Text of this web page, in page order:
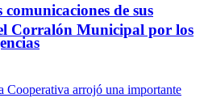
de sus
Corralón Municipal por los